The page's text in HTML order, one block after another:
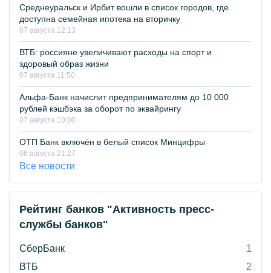
Среднеуральск и Ирбит вошли в список городов, где
доступна семейная ипотека на вторичку
07 августа 12:13
ВТБ: россияне увеличивают расходы на спорт и
здоровый образ жизни
07 августа 11:50
Альфа-Банк начислит предпринимателям до 10 000
рублей кэшбэка за оборот по эквайрингу
07 августа 10:00
ОТП Банк включён в белый список Минцифры
06 августа 21:27
Все новости
Рейтинг банков "Активность пресс-
службы банков"
СберБанк
1
ВТБ
2